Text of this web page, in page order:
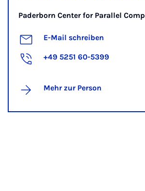
Paderborn Center for Parallel
E-Mail schreiben
+49 5251 60-5399
Mehr zur Person